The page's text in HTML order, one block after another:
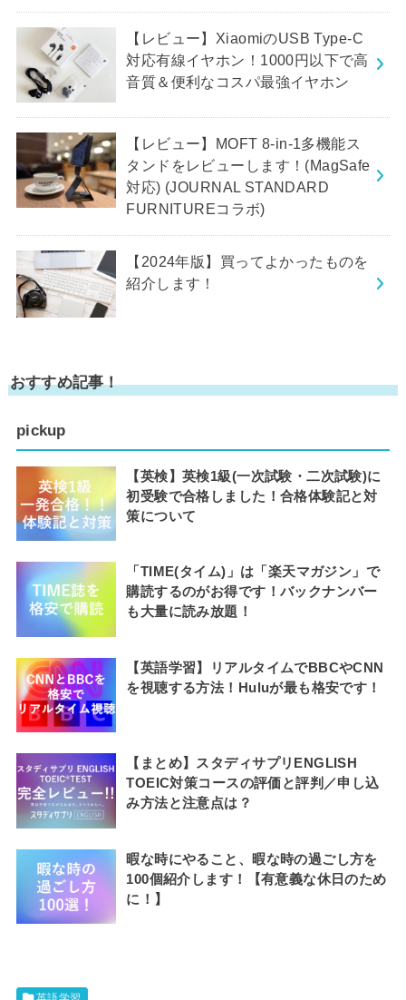
【レビュー】XiaomiのUSB Type-C
対応有線イヤホン！1000円以下で高
音質＆便利なコスパ最強イヤホン
【レビュー】MOFT 8-in-1多機能ス
タンドをレビューします！(MagSafe
対応) (JOURNAL STANDARD
FURNITUREコラボ)
【2024年版】買ってよかったものを
紹介します！
おすすめ記事！
pickup
【英検】英検1級(一次試験・二次試験)に
初受験で合格しました！合格体験記と対
策について
「TIME(タイム)」は「楽天マガジン」で
購読するのがお得です！バックナンバー
も大量に読み放題！
【英語学習】リアルタイムでBBCやCNN
を視聴する方法！Huluが最も格安です！
【まとめ】スタディサプリENGLISH
TOEIC対策コースの評価と評判／申し込
み方法と注意点は？
暇な時にやること、暇な時の過ごし方を
100個紹介します！【有意義な休日のため
に！】